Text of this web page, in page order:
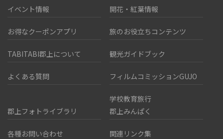
イベント情報 開花・紅葉情報
お得なクーポンアプリ 旅のお役立ちコンテンツ
TABITABI郡上について 観光ガイドブック
よくある質問 フィルムコミッションGUJO
郡上フォトライブラリ
学校教育旅行
郡上みんぱく
各種お問い合わせ 関連リンク集